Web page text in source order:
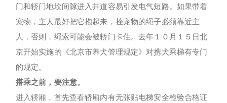
门和轿门地坎间隙进入井道容易引发电气短路。如果带着
宠物，主人最好把它抱起来，拴宠物的绳子必须靠近主
人，否则，绳索可能会被轿门卡住。去年１０月１５日北
京开始实施的《北京市养犬管理规定》对携犬乘梯有专门
的规定。
搭乘之前，要注意。
进入轿厢，首先查看轿厢内有无张贴电梯安全检验合格证